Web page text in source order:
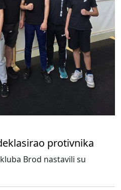
protivnika
Brod nastavili su